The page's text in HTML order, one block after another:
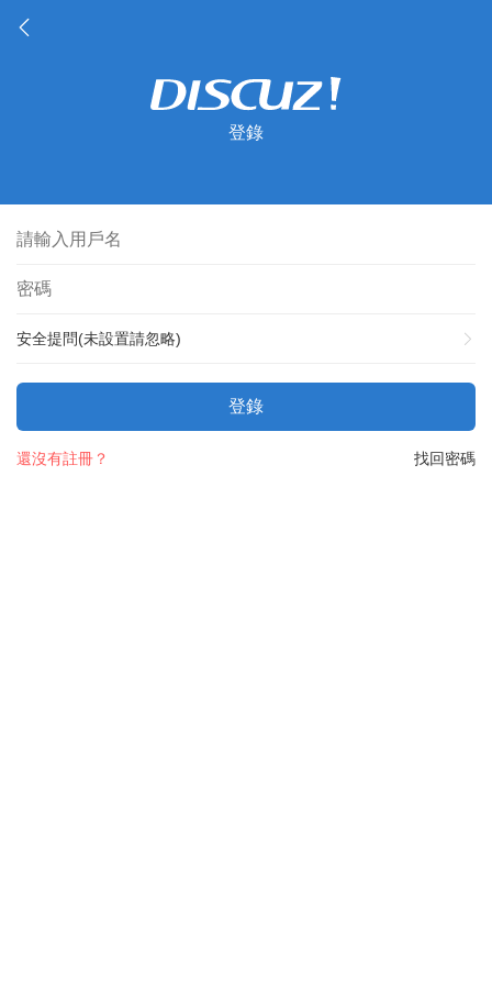
登錄
安全提問(未設置請忽略)
登錄
找回密碼
還沒有註冊？